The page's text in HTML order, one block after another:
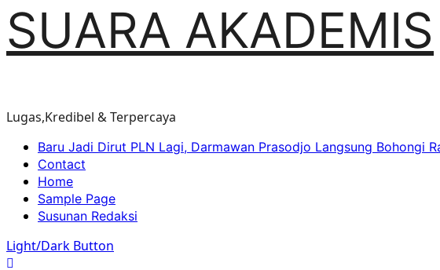
SUARA AKADEMIS
Lugas,Kredibel & Terpercaya
Primary
Menu
Baru Jadi Dirut PLN Lagi, Darmawan Prasodjo Langsung Bohongi
Contact
Home
Sample Page
Susunan Redaksi
Light/Dark Button